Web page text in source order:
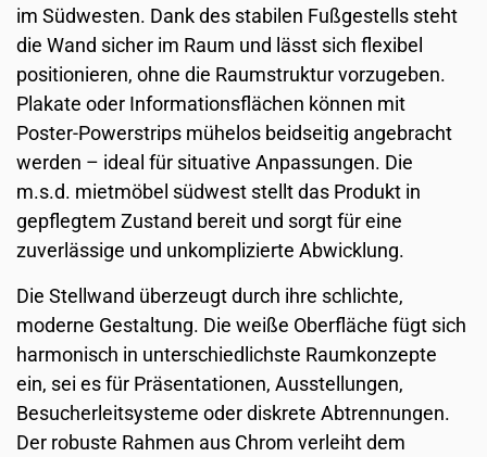
im Südwesten. Dank des stabilen Fußgestells steht
die Wand sicher im Raum und lässt sich flexibel
positionieren, ohne die Raumstruktur vorzugeben.
Plakate oder Informationsflächen können mit
Poster-Powerstrips mühelos beidseitig angebracht
werden – ideal für situative Anpassungen. Die
m.s.d. mietmöbel südwest stellt das Produkt in
gepflegtem Zustand bereit und sorgt für eine
zuverlässige und unkomplizierte Abwicklung.
Die Stellwand überzeugt durch ihre schlichte,
moderne Gestaltung. Die weiße Oberfläche fügt sich
harmonisch in unterschiedlichste Raumkonzepte
ein, sei es für Präsentationen, Ausstellungen,
Besucherleitsysteme oder diskrete Abtrennungen.
Der robuste Rahmen aus Chrom verleiht dem